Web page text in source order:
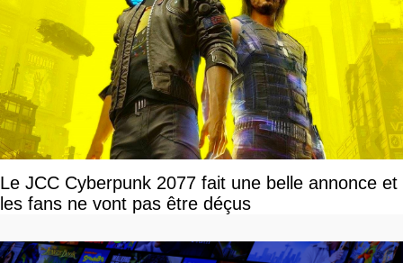
Le JCC Cyberpunk 2077 fait une belle annonce et
les fans ne vont pas être déçus